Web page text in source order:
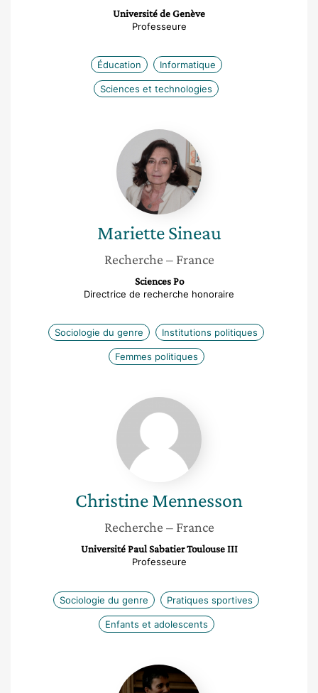
Université de Genève
Professeure
Éducation Informatique
Sciences et technologies
Mariette
Sineau
Mariette Sineau
Recherche – France
Sciences Po
Directrice de recherche honoraire
Sociologie du genre Institutions politiques
Femmes politiques
Christine
Mennesson
ChristineMennesson
Recherche – France
Université Paul Sabatier Toulouse III
Professeure
Sociologie du genre Pratiques sportives
Enfants et adolescents
Marie
Buscatto